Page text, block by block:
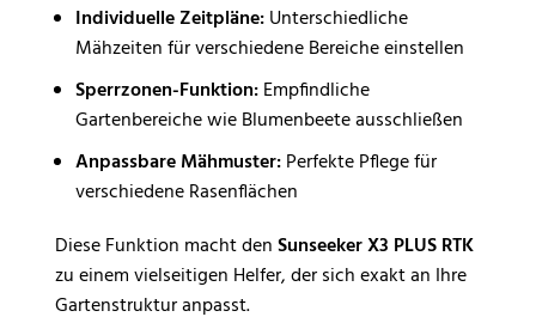
Individuelle Zeitpläne:Unterschiedliche
Mähzeiten für verschiedene Bereiche einstellen
Sperrzonen-Funktion:Empfindliche
Gartenbereiche wie Blumenbeete ausschließen
Anpassbare Mähmuster:Perfekte Pflege für
verschiedene Rasenflächen
Diese Funktion macht denSunseeker X3 PLUS RTK
zu einem vielseitigen Helfer, der sich exakt an Ihre
Gartenstruktur anpasst.